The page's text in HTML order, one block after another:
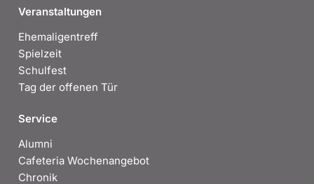
Veranstaltungen
Ehemaligentreff
Spielzeit
Schulfest
Tag der offenen Tür
Service
Alumni
Cafeteria Wochenangebot
Chronik